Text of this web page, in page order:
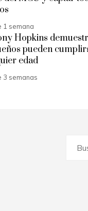
1 semana
Hopkins
pueden
edad
3 semanas